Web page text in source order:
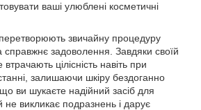
ваші улюблені косметичні
перетворюють звичайну процедуру
задоволення. Завдяки своїй
цілісність навіть при
залишаючи шкіру бездоганно
ви шукаєте надійний засіб для
не викликає подразнень і дарує